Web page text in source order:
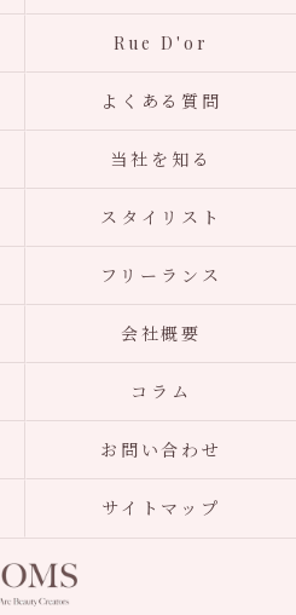
Rue D'or
よくある質問
当社を知る
スタイリスト
フリーランス
会社概要
コラム
お問い合わせ
サイトマップ